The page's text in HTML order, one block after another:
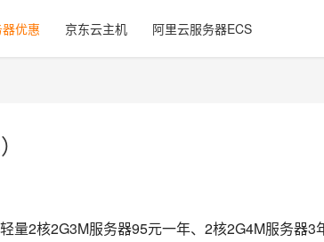
优惠 京东云主机 阿里云服务器ECS
量2核2G3M服务器95元一年、2核2G4M服务器3